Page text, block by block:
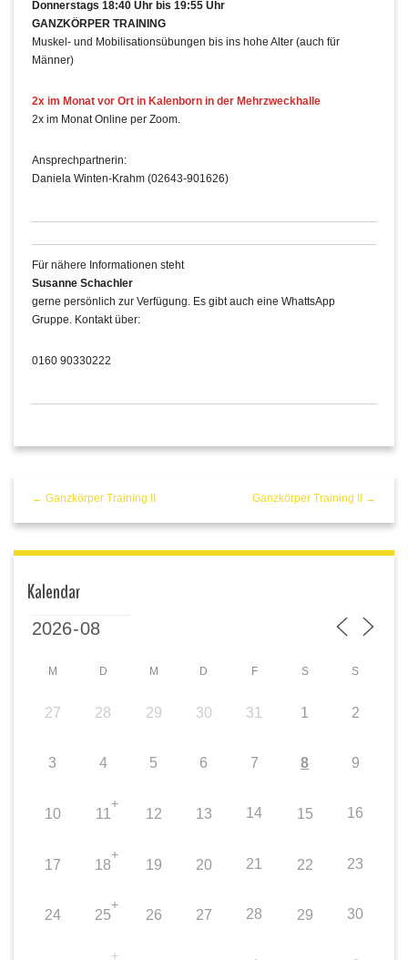
Donnerstags 18:40 Uhr bis 19:55 Uhr
GANZKÖRPER TRAINING
Muskel- und Mobilisationsübungen bis ins hohe Alter (auch für
Männer)
2x im Monat vor Ort in Kalenborn in der Mehrzweckhalle
2x im Monat Online per Zoom.
Ansprechpartnerin:
Daniela Winten-Krahm (02643-901626)
Für nähere Informationen steht
Susanne Schachler
gerne persönlich zur Verfügung. Es gibt auch eine WhattsApp
Gruppe. Kontakt über:
0160 90330222
← Ganzkörper Training II Ganzkörper Training II →
Kalendar
M D M D F S S
27 28 29 30 31 1 2
3 4 5 6 7 8 9
10 11
+
12 13 14 15 16
17 18
+
19 20 21 22 23
24 25
+
26 27 28 29 30
+